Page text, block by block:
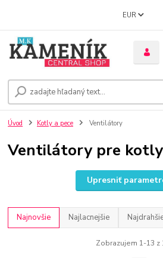
EUR
Úvod Kotly a pece Ventilátory
Ventilátory pre kotly
Upresniť
Najnovšie Najlacnejšie
Zobrazujem 1-13 z